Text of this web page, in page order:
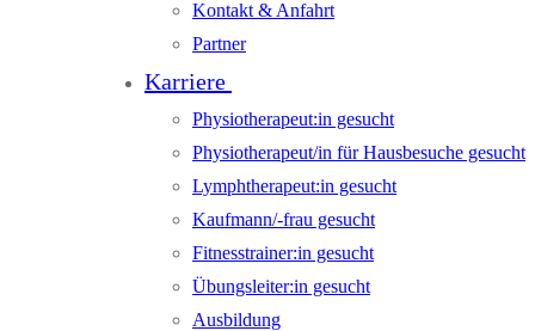
Kontakt & Anfahrt
Partner
Karriere
Physiotherapeut:in gesucht
Physiotherapeut/in für Hausbesuche gesucht
Lymphtherapeut:in gesucht
Kaufmann/-frau gesucht
Fitnesstrainer:in gesucht
Übungsleiter:in gesucht
Ausbildung